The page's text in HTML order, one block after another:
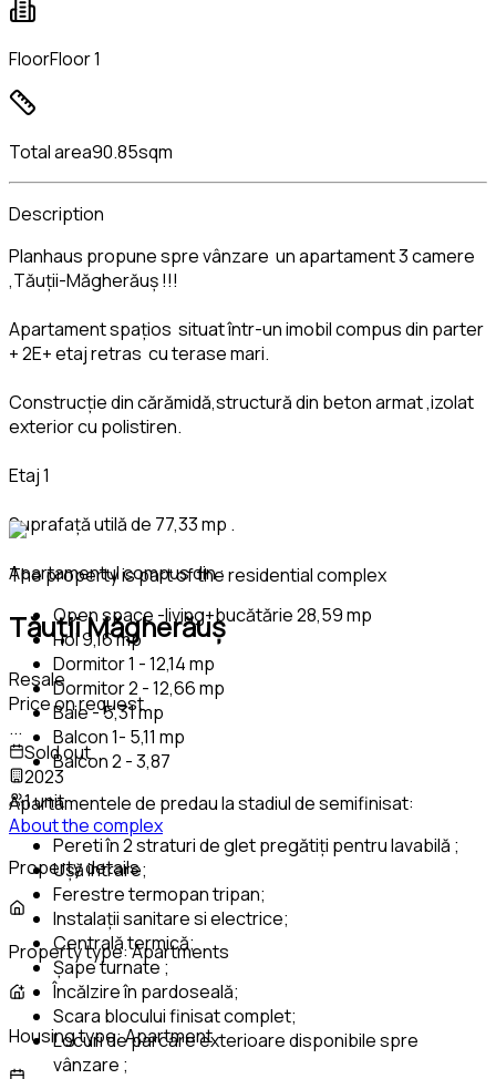
FloorFloor 1
Total area90.85sqm
Description
Planhaus propune spre vânzare un apartament 3 camere
,Tăuții-Măgherăuș !!!
Apartament spațios situat într-un imobil compus din parter
+ 2E+ etaj retras cu terase mari.
Construcție din cărămidă,structură din beton armat ,izolat
exterior cu polistiren.
Etaj 1
Suprafață utilă de 77,33 mp .
Apartamentul compus din :
Open space -living+bucătărie 28,59 mp
Hol 9,16 mp
Dormitor 1 - 12,14 mp
Dormitor 2 - 12,66 mp
Baie - 5,31 mp
Balcon 1- 5,11 mp
Balcon 2 - 3,87
Apartamentele de predau la stadiul de semifinisat:
Pereti în 2 straturi de glet pregătiți pentru lavabilă ;
Ușă intrare;
Ferestre termopan tripan;
Instalații sanitare si electrice;
Centrală termică;
Șape turnate ;
Încălzire în pardoseală;
Scara blocului finisat complet;
Locuri de parcare exterioare disponibile spre
vânzare ;
The property is part of the residential complex
Tăuții Măgherăuș
Resale
Price on request
...
Sold out
2023
1 unit
About the complex
Property details
Property type:Apartments
Housing type:Apartment